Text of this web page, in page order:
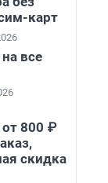
карт
все
800 ₽
скидка